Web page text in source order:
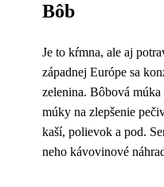
Bôb
Je to kŕmna, ale aj
západnej Európe sa
zelenina. Bôbová múka
múky na zlepšenie
kaší, polievok a pod.
neho kávovinové